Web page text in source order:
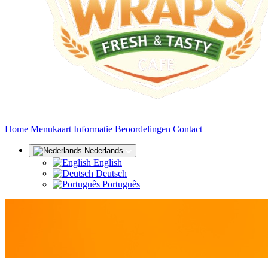
Home Menukaart Informatie Beoordelingen (huidige)
Contact
Nederlands
English
Deutsch
Português